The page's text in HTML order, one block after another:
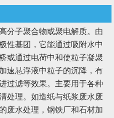
分子聚合物或聚电解质。由
性基团，它能通过吸附水中
或通过电荷中和使粒子凝聚
速悬浮液中粒子的沉降，有
过滤等效果。主要用于各种
处理。如造纸与纸浆废水废
废水处理，钢铁厂和石材加